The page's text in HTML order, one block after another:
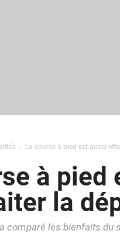
La course à pied est aussi
à
la
comparé les bienfaits du